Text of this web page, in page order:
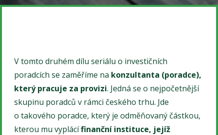
V tomto druhém dílu seriálu o investičních
poradcích se zaměříme na konzultanta (poradce),
který pracuje za provizi. Jedná se o nejpočetnější
skupinu poradců v rámci českého trhu. Jde
o takového poradce, který je odměňovaný částkou,
kterou mu vyplácífinanční instituce, jejíž